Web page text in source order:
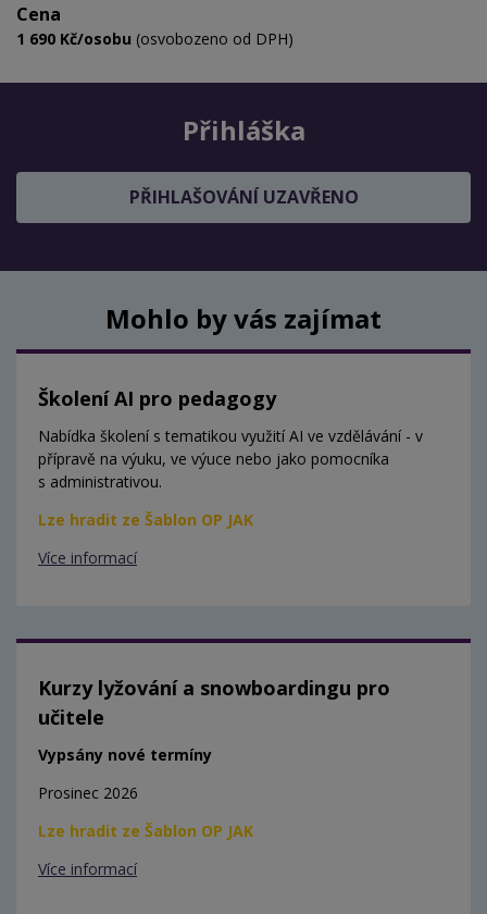
Cena
1 690 Kč/osobu (osvobozeno od DPH)
Přihláška
PŘIHLAŠOVÁNÍ UZAVŘENO
Mohlo by vás zajímat
Školení AI pro pedagogy
Nabídka školení s tematikou využití AI ve vzdělávání - v
přípravě na výuku, ve výuce nebo jako pomocníka
s administrativou.
Lze hradit ze Šablon OP JAK
Více informací
Kurzy lyžování a snowboardingu pro
učitele
Vypsány nové termíny
Prosinec 2026
Lze hradit ze Šablon OP JAK
Více informací